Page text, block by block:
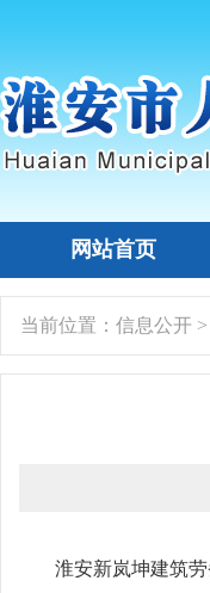
网站首页
当前位置： 信息公开 >
淮安新岚坤建筑劳